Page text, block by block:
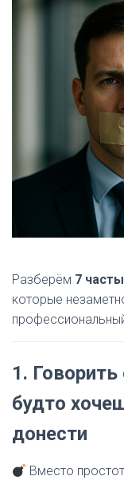
Разберём 7
которые
1.
будто
донести
Вместо